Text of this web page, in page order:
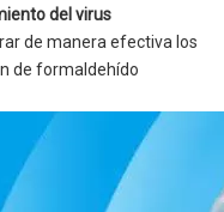
del virus
de manera efectiva los
de formaldehído